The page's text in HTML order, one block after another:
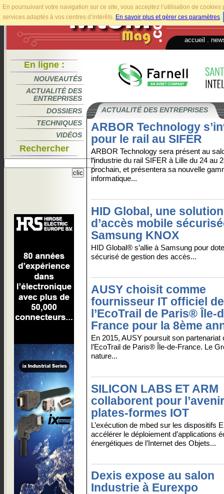
En poursuivant votre navigation sur ce site, vous acceptez l’utilisation de
services adaptés à vos centres d’intérêts. En savoir plus et gérer ces paramètres.
accueil
En ligne :
NOUVEAUTÉS
ACTUALITÉ DES
ENTREPRISES
DOSSIERS
TECHNIQUES
VIDÉOS
Rechercher
ACTUALITÉ DES ENTREPRISES
ARBOR Technology
pour le rail au SIFER
ARBOR Technology sera présent au
l’industrie du rail SIFER à Lille du 24 au
prochain, et présentera sa nouvelle
informatique...
HID Global, une solution
d’accès mobile
Samsung KNOX
HID Global® s’allie à Samsung pour
sécurisé de gestion des accès...
AUSY choisit comme
fournisseur IT officiel de
l’EcoTrail de Paris® Île-
France pour la 8ème
En 2015, AUSY poursuit son
l’EcoTrail de Paris® Île-de-France. Le
nature...
SILICON LABS ET ARM
collaborent pour
plates-formes IOT
L’exécution de mbed sur les dispositifs
accélérer le déploiement d’applications
énergétiques de l’Internet des Objets...
Dexis expose au salon
Industrie à Eurexpo